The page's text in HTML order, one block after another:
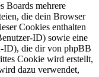
Boards mehrere
die dein Browser
Cookies enthalten
ID) sowie eine
ID), die dir von phpBB
Cookie wird erstellt,
dazu verwendet,